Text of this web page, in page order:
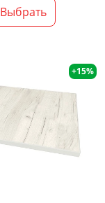
Выбрать
+15%